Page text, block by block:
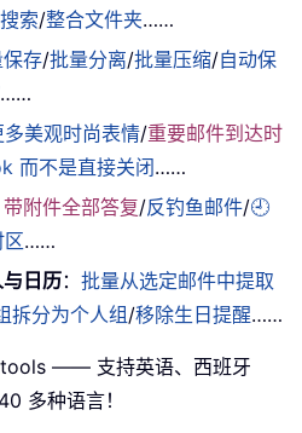
索/整合文件夹……
存/批量分离/批量压缩/自动保
……
多美观时尚表情/重要邮件到达时
而不是直接关闭……
带附件全部答复/反钓鱼邮件/🕘
……
日历：批量从选定邮件中提取
拆分为个人组/移除生日提醒……
—— 支持英语、西班牙
多种语言！